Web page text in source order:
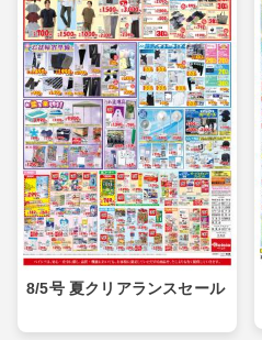
8/5号 夏クリアランスセール